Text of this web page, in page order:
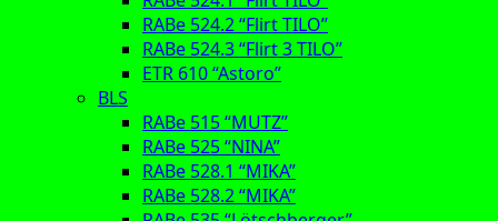
RABe 524.2 “Flirt TILO”
RABe 524.3 “Flirt 3 TILO”
ETR 610 “Astoro”
BLS
RABe 515 “MUTZ”
RABe 525 “NINA”
RABe 528.1 “MIKA”
RABe 528.2 “MIKA”